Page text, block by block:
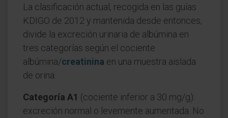
La clasificación actual, recogida en las guías
KDIGO de 2012 y mantenida desde entonces,
divide la excreción urinaria de albúmina en
tres categorías según el cociente
albúmina/creatinina en una muestra aislada
de orina:
Categoría A1 (cociente inferior a 30 mg/g):
excreción normal o levemente aumentada. No